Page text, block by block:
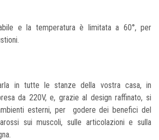
e la temperatura è limitata a 60°, per
in tutte le stanze della vostra casa, in
da 220V, e, grazie al design raffinato, si
esterni, per godere dei benefici del
sui muscoli, sulle articolazioni e sulla